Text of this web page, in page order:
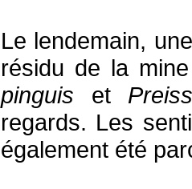
Le lendemain,
résidu de la
pinguis et
regards. Les
également été